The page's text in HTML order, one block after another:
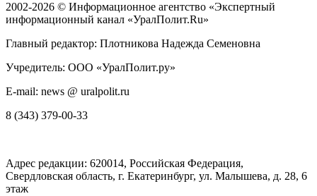
2002-2026 © Информационное агентство «Экспертный
информационный канал «УралПолит.Ru»
Главный редактор: Плотникова Надежда Семеновна
Учредитель: ООО «УралПолит.ру»
E-mail: news @ uralpolit.ru
8 (343) 379-00-33
Адрес редакции: 620014, Российская Федерация,
Свердловская область, г. Екатеринбург, ул. Малышева, д. 28, 6
этаж